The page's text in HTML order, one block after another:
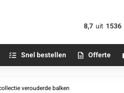
8,7 uit 1536
Snel bestellen Offerte
verouderde balken